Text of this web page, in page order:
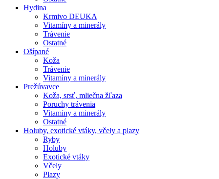
Hydina
Krmivo DEUKA
Vitamíny a minerály
Trávenie
Ostatné
Ošípané
Koža
Trávenie
Vitamíny a minerály
Prežúvavce
Koža, srsť, mliečna žľaza
Poruchy trávenia
Vitamíny a minerály
Ostatné
Holuby, exotické vtáky, včely a plazy
Ryby
Holuby
Exotické vtáky
Včely
Plazy